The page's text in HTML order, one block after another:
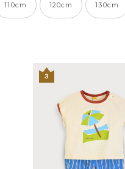
110cm 120cm 130cm
３